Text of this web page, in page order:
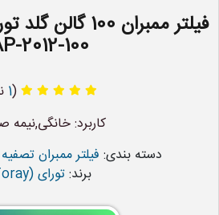
2012-100
(
1
کاربرد: خانگی,نیمه
دسته بندی: فیلتر ممبران
برند:تورای (Toray)